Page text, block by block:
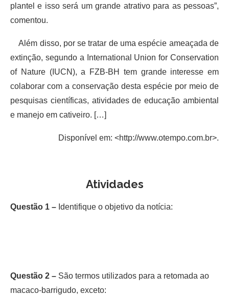
plantel e isso será um grande atrativo para as pessoas”,
comentou.
Além disso, por se tratar de uma espécie ameaçada de
extinção, segundo a International Union for Conservation
of Nature (IUCN), a FZB-BH tem grande interesse em
colaborar com a conservação desta espécie por meio de
pesquisas científicas, atividades de educação ambiental
e manejo em cativeiro. […]
Disponível em: <http://www.otempo.com.br>.
Atividades
Questão 1 – Identifique o objetivo da notícia:
Questão 2 – São termos utilizados para a retomada ao
macaco-barrigudo, exceto: